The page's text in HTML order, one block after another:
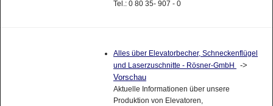
Tel.: 0 80 35- 907 - 0
Alles über Elevatorbecher, Schneckenflügel
und Laserzuschnitte - Rösner-GmbH
->
Vorschau
Aktuelle Informationen über unsere
Produktion von Elevatoren,